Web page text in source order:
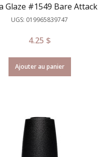
Glaze #1549 Bare Attack
UGS: 019965839747
4.25 $
Ajouter au panier